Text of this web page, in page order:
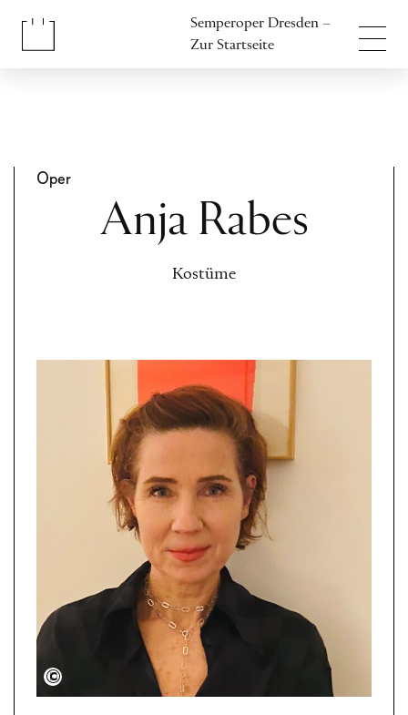
Semperoper Dresden –
Zur Startseite
Oper
Anja Rabes
Kostüme